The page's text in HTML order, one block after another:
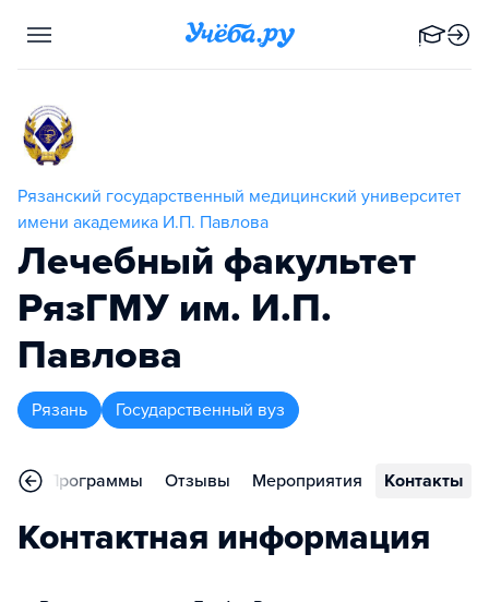
Рязанский государственный медицинский университет
имени академика И.П. Павлова
Лечебный факультет
РязГМУ им. И.П.
Павлова
Рязань Государственный вуз
Программы Отзывы Мероприятия Контакты
Контактная информация